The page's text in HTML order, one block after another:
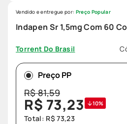
Indapen Sr 1,5mg Com 60
Torrent Do Brasil
Vendido e entregue por: Preço Popular
Preço PP
R$81,59
R$ 73,23 10%
Total: R$ 73,23